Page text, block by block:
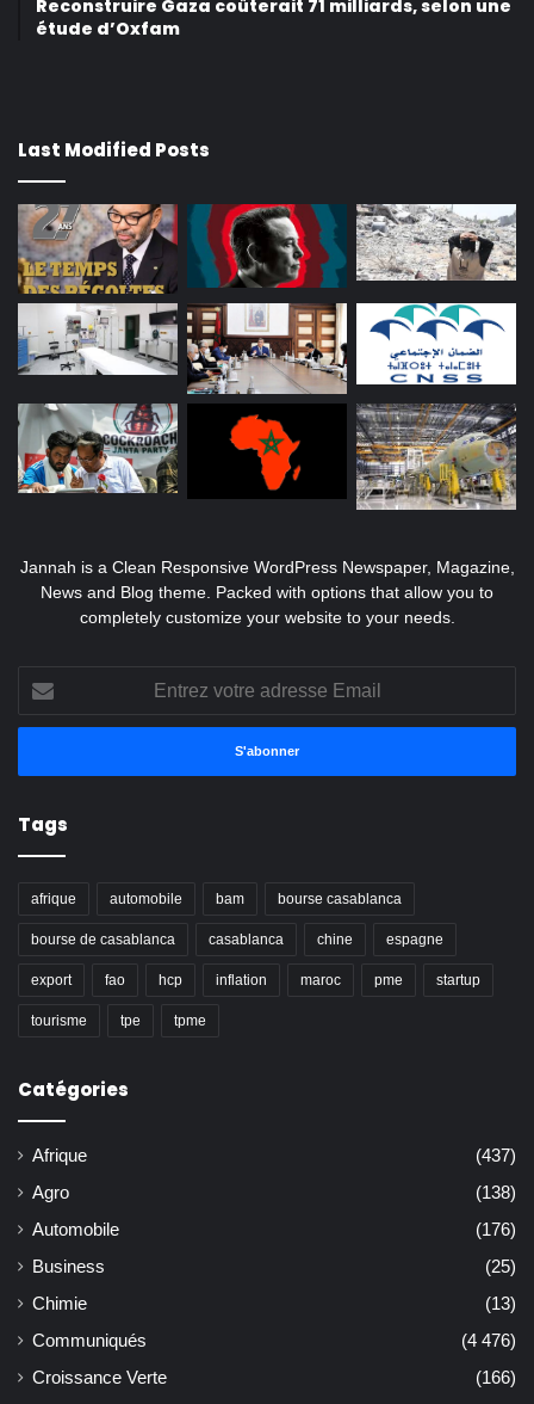
Reconstruire Gaza coûterait 71 milliards, selon une
étude d’Oxfam
Last Modified Posts
Jannah is a Clean Responsive WordPress Newspaper, Magazine,
News and Blog theme. Packed with options that allow you to
completely customize your website to your needs.
votre
adresse
Tags
afrique automobile bam bourse casablanca
bourse de casablanca casablanca chine espagne
export fao hcp inflation maroc pme startup
tourisme tpe tpme
Catégories
Afrique
(437)
Agro
(138)
Automobile
(176)
Business
(25)
Chimie
(13)
Communiqués
(4 476)
Croissance Verte
(166)